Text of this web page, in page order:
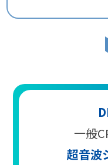
一般
超音波